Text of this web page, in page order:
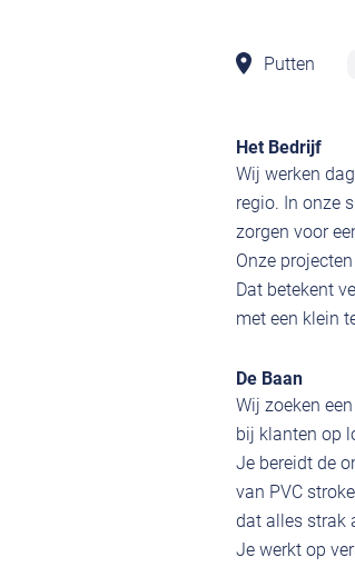
Putten
Het Bedrijf
Wij werken
regio. In onze
zorgen voor
Onze
Dat betekent
met een klein
De Baan
Wij zoeken
bij klanten op
Je bereidt de
van PVC
dat alles strak
Je werkt op